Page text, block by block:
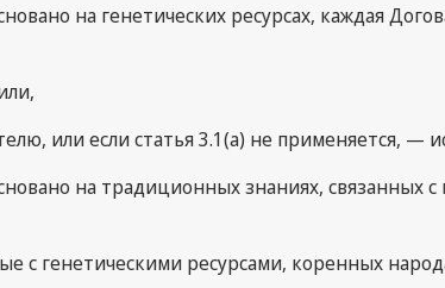
на генетических ресурсах, каждая
или если статья 3.1(a) не применяется, —
на традиционных знаниях,
генетическими ресурсами, коренных